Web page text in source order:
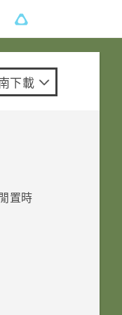
下載
置時